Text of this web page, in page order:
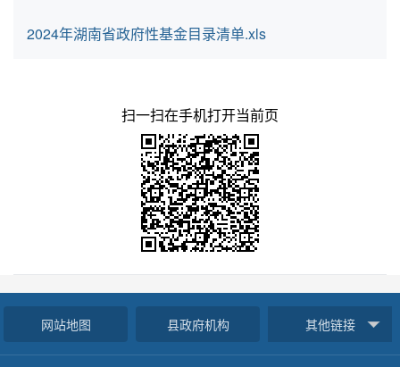
2024年湖南省政府性基金目录清单.xls
扫一扫在手机打开当前页
网站地图 县政府机构 其他链接